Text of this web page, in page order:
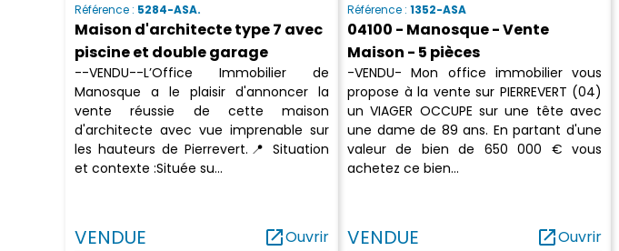
Référence : 5284-ASA.
Maison d'architecte type 7 avec
piscine et double garage
--VENDU--L’Office Immobilier de
Manosque a le plaisir d'annoncer la
vente réussie de cette maison
d'architecte avec vue imprenable sur
les hauteurs de Pierrevert.📍 Situation
et contexte :Située su...
VENDUE open_in_newOuvrir
Référence : 1352-ASA
04100 - Manosque - Vente
Maison - 5 pièces
-VENDU- Mon office immobilier vous
propose à la vente sur PIERREVERT (04)
un VIAGER OCCUPE sur une tête avec
une dame de 89 ans. En partant d'une
valeur de bien de 650 000 € vous
achetez ce bien...
VENDUE open_in_newOuvrir